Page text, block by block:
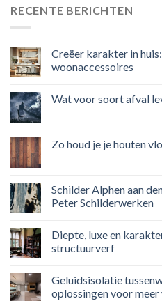
RECENTE BERICHTEN
Creëer karakter in
woonaccessoires
Wat voor soort afval
Zo houd je je houten
Schilder Alphen aan
Peter Schilderwerken
Diepte, luxe en
structuurverf
Geluidsisolatie
oplossingen voor